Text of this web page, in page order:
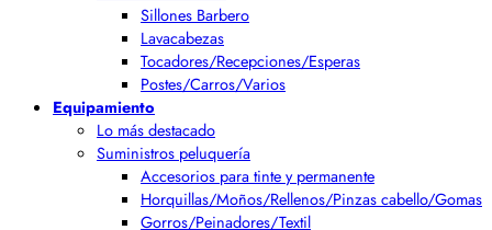
Sillones Barbero
Lavacabezas
Tocadores/Recepciones/Esperas
Postes/Carros/Varios
Equipamiento
Lo más destacado
Suministros peluquería
Accesorios para tinte y permanente
Horquillas/Moños/Rellenos/Pinzas cabello/Gomas
Gorros/Peinadores/Textil